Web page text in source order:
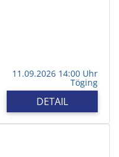
11.09.2026 14:00 Uhr
Töging
DETAIL